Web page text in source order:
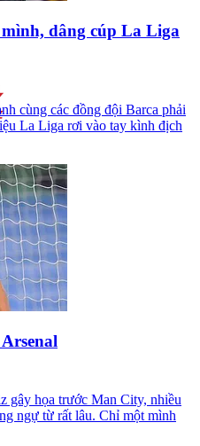
dâng cúp La Liga
cùng các đồng đội Barca phải
La Liga rơi vào tay kình địch
gây họa trước Man City, nhiều
ngự từ rất lâu. Chỉ một mình